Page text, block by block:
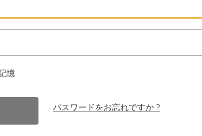
憶
パスワードをお忘れですか ?